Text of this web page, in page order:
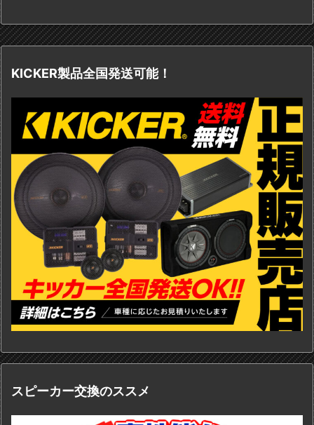
KICKER製品全国発送可能！
スピーカー交換のススメ